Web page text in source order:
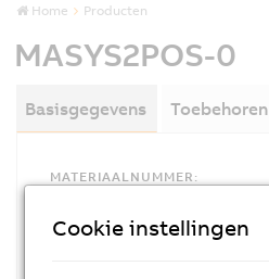
Home Producten
MASYS2POS-0
Basisgegevens Toebehoren
MATERIAALNUMMER:
Cookie instellingen